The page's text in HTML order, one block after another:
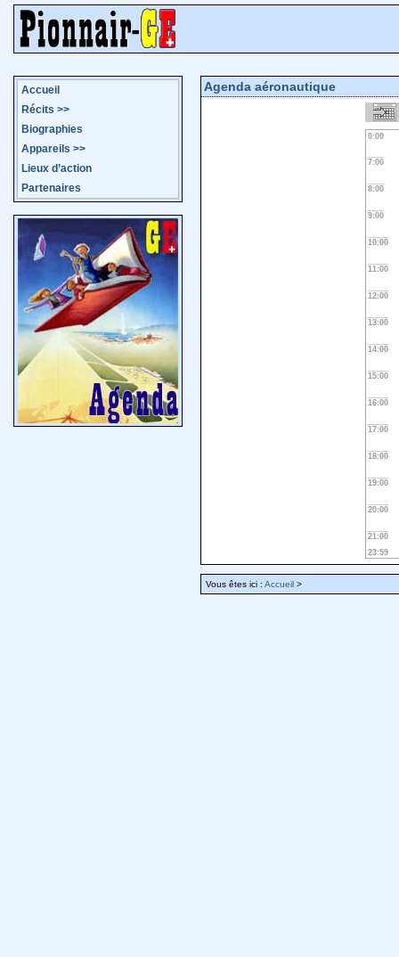
Accueil
Récits >>
Biographies
Appareils >>
Lieux d’action
Partenaires
Agenda aéronautique
0:00
7:00
8:00
9:00
10:00
11:00
12:00
13:00
14:00
15:00
16:00
17:00
18:00
19:00
20:00
21:00
23:59
Vous êtes ici : Accueil >